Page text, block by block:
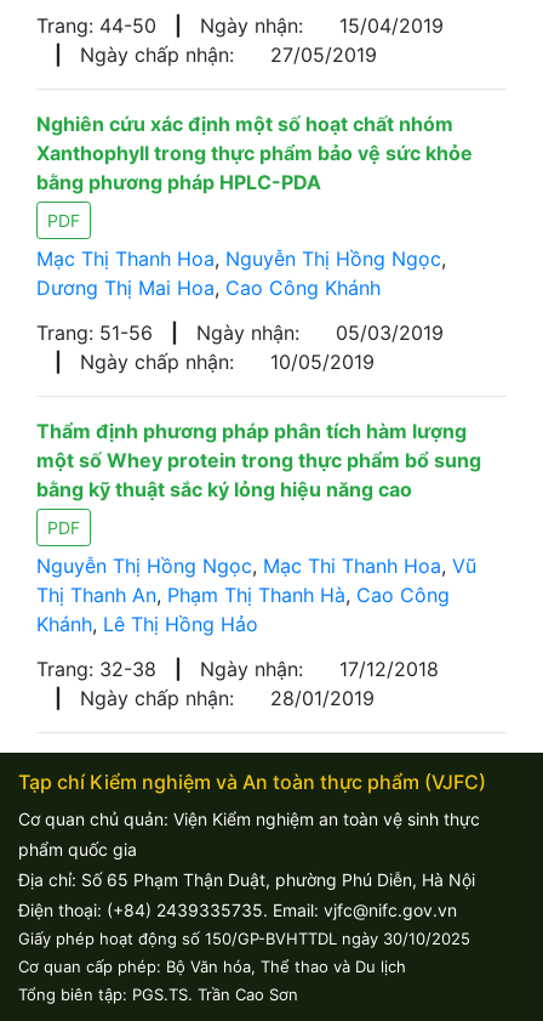
Trang: 44-50
Ngày nhận:
15/04/2019
Ngày chấp nhận: 27/05/2019
Nghiên cứu xác định một số hoạt chất nhóm
Xanthophyll trong thực phẩm bảo vệ sức khỏe
bằng phương pháp HPLC-PDA
PDF
Mạc Thị Thanh Hoa, Nguyễn Thị Hồng Ngọc,
Dương Thị Mai Hoa, Cao Công Khánh
Trang: 51-56
Ngày nhận:
05/03/2019
Ngày chấp nhận: 10/05/2019
Thẩm định phương pháp phân tích hàm lượng
một số Whey protein trong thực phẩm bổ sung
bằng kỹ thuật sắc ký lỏng hiệu năng cao
PDF
Nguyễn Thị Hồng Ngọc, Mạc Thi Thanh Hoa, Vũ
Thị Thanh An, Phạm Thị Thanh Hà, Cao Công
Khánh, Lê Thị Hồng Hảo
Trang: 32-38
Ngày nhận:
17/12/2018
Ngày chấp nhận: 28/01/2019
Tạp chí Kiểm nghiệm và An toàn thực phẩm (VJFC)
Cơ quan chủ quản: Viện Kiểm nghiệm an toàn vệ sinh thực
phẩm quốc gia
Địa chỉ: Số 65 Phạm Thận Duật, phường Phú Diễn, Hà Nội
Điện thoại: (+84) 2439335735. Email: vjfc@nifc.gov.vn
Giấy phép hoạt động số 150/GP-BVHTTDL ngày 30/10/2025
Cơ quan cấp phép: Bộ Văn hóa, Thể thao và Du lịch
Tổng biên tập: PGS.TS. Trần Cao Sơn